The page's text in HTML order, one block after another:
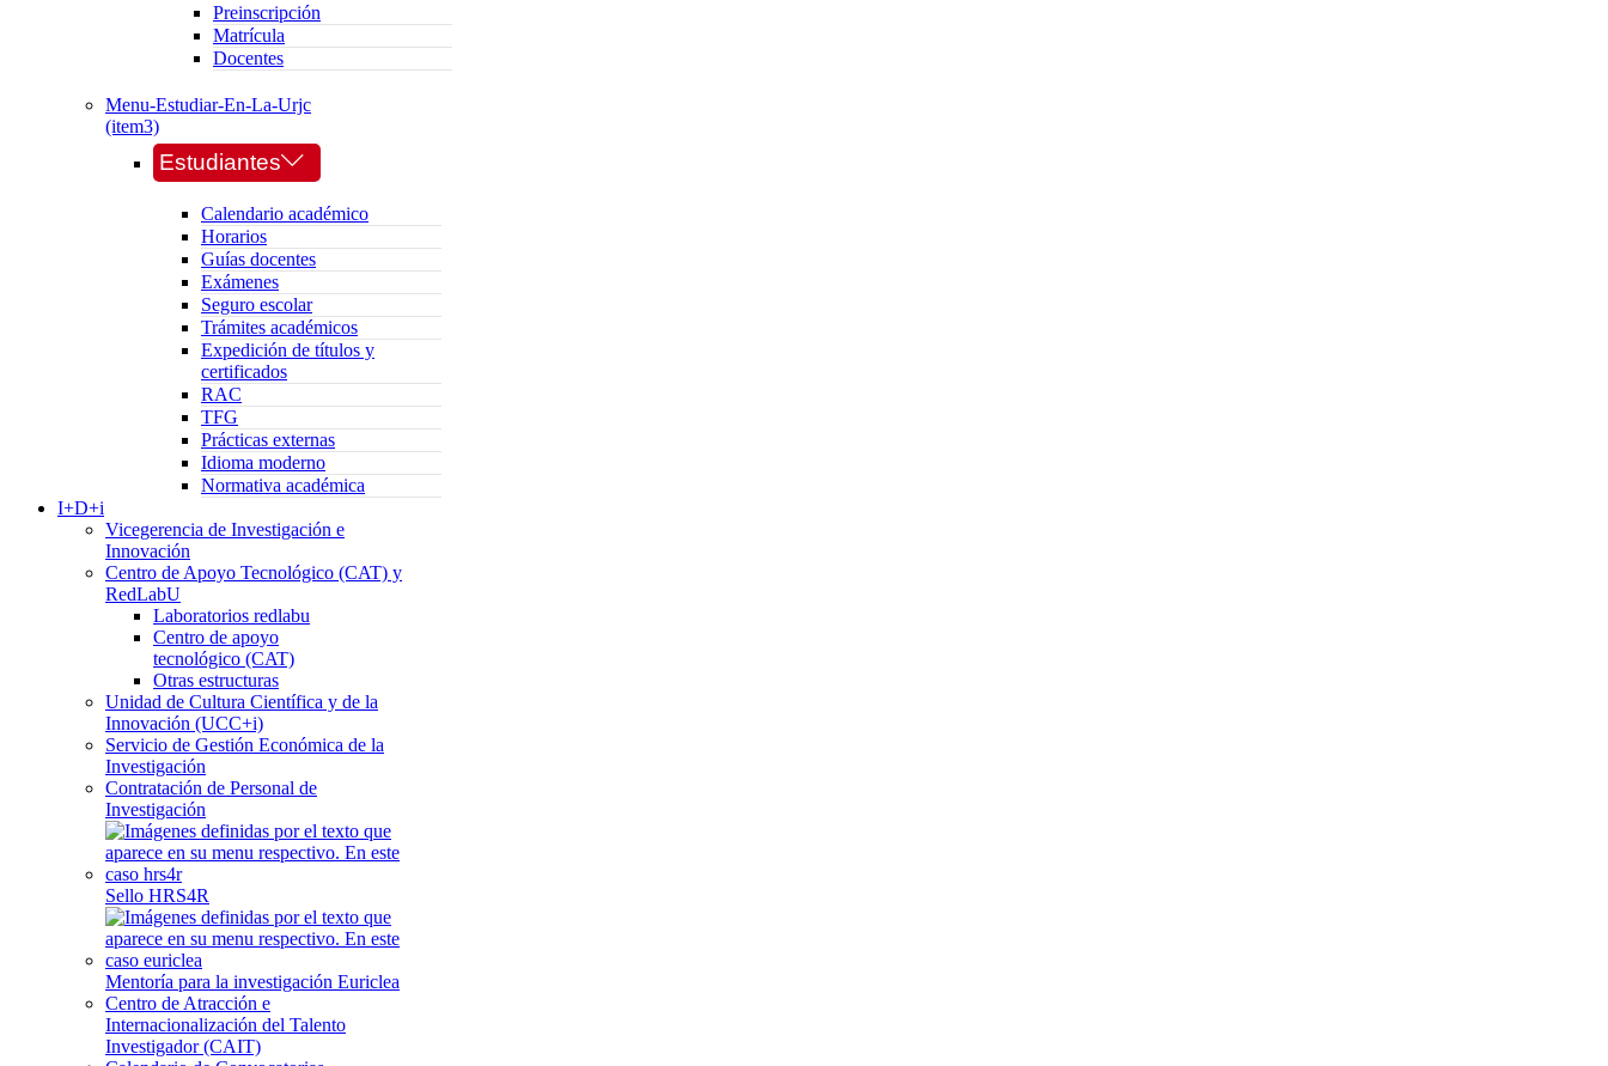
Preinscripción
Matrícula
Docentes
Menu-Estudiar-En-La-Urjc
(item3)
Estudiantes
Calendario académico
Horarios
Guías docentes
Exámenes
Seguro escolar
Trámites académicos
Expedición de títulos y
certificados
RAC
TFG
Prácticas externas
Idioma moderno
Normativa académica
I+D+i
Vicegerencia de Investigación e
Innovación
Centro de Apoyo Tecnológico (CAT) y
RedLabU
Laboratorios redlabu
Centro de apoyo
tecnológico (CAT)
Otras estructuras
Unidad de Cultura Científica y de la
Innovación (UCC+i)
Servicio de Gestión Económica de la
Investigación
Contratación de Personal de
Investigación
Sello HRS4R
Mentoría para la investigación Euriclea
Centro de Atracción e
Internacionalización del Talento
Investigador (CAIT)